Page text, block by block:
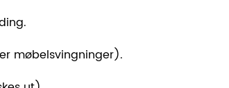
møbelsvingninger).